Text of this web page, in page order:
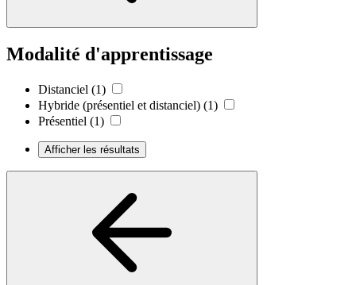
Modalité d'apprentissage
Distanciel (1)
Hybride (présentiel et distanciel) (1)
Présentiel (1)
Afficher les résultats